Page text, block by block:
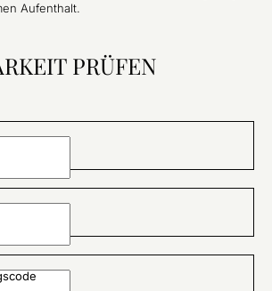
Aufenthalt.
PRÜFEN